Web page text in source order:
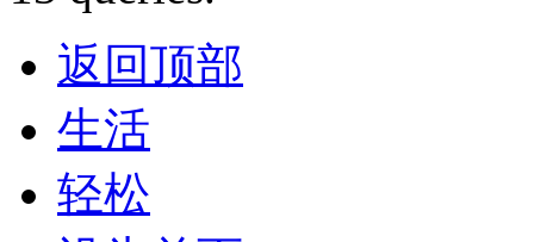
返回顶部
生活
轻松